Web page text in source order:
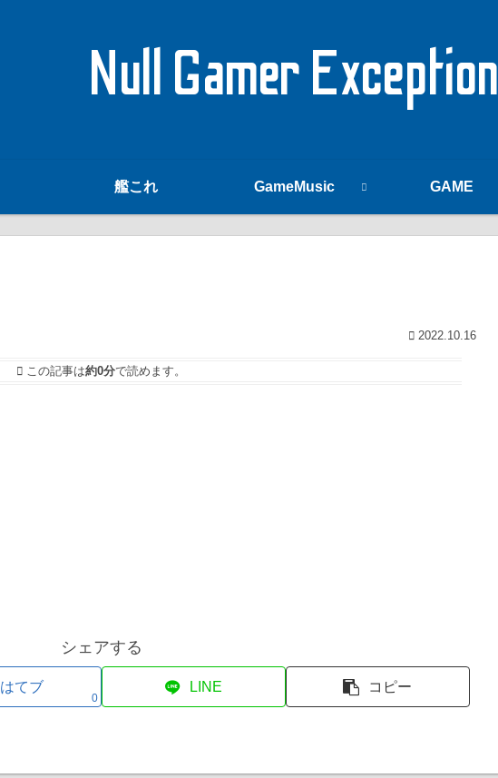
Null Gamer Exception
艦これ GameMusic GAME
2022.10.16
この記事は約0分で読めます。
シェアする
はてブ
0
LINE コピー